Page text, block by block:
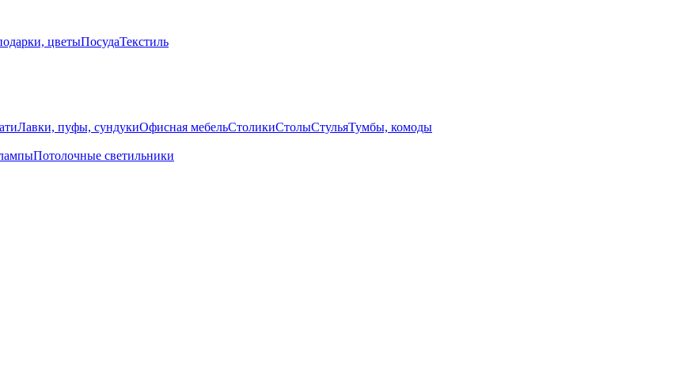
цветыПосудаТекстиль
Лавки, пуфы, сундукиОфисная мебельСтоликиСтолыСтульяТумбы, комоды
Потолочные светильники